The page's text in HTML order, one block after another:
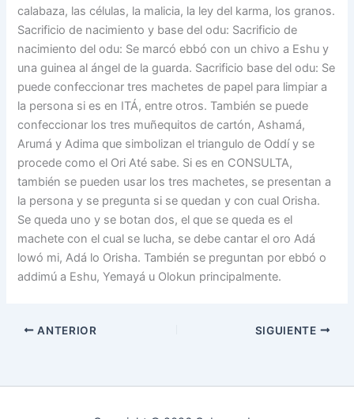
calabaza, las células, la malicia, la ley del karma, los granos.
Sacrificio de nacimiento y base del odu: Sacrificio de
nacimiento del odu: Se marcó ebbó con un chivo a Eshu y
una guinea al ángel de la guarda. Sacrificio base del odu: Se
puede confeccionar tres machetes de papel para limpiar a
la persona si es en ITÁ, entre otros. También se puede
confeccionar los tres muñequitos de cartón, Ashamá,
Arumá y Adima que simbolizan el triangulo de Oddí y se
procede como el Ori Até sabe. Si es en CONSULTA,
también se pueden usar los tres machetes, se presentan a
la persona y se pregunta si se quedan y con cual Orisha.
Se queda uno y se botan dos, el que se queda es el
machete con el cual se lucha, se debe cantar el oro Adá
lowó mi, Adá lo Orisha. También se preguntan por ebbó o
addimú a Eshu, Yemayá u Olokun principalmente.
ANTERIOR SIGUIENTE